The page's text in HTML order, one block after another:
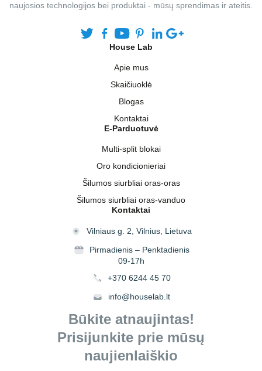
naujosios technologijos bei produktai - mūsų sprendimas ir ateitis.
House Lab
Apie mus
Skaičiuoklė
Blogas
Kontaktai
E-Parduotuvė
Multi-split blokai
Oro kondicionieriai
Šilumos siurbliai oras-oras
Šilumos siurbliai oras-vanduo
Kontaktai
Vilniaus g. 2, Vilnius, Lietuva
Pirmadienis – Penktadienis
09-17h
+370 6244 45 70
info@houselab.lt
Būkite atnaujintas!
Prisijunkite prie mūsų
naujienlaiškio